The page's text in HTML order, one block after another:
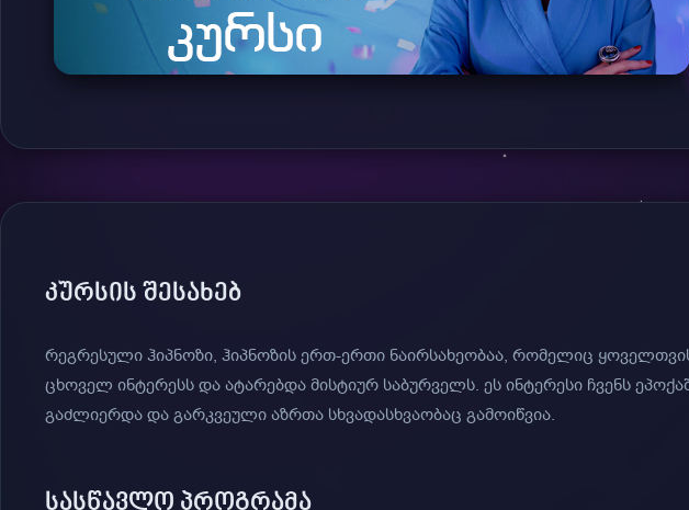
ᲙᲣᲠᲡᲘᲡ ᲨᲔᲡᲐᲮᲔᲑ
რეგრესული ჰიპნოზი, ჰიპნოზის ერთ-ერთი ნაირსახეობაა, რომელიც ყოველთვის
ცხოველ ინტერესს და ატარებდა მისტიურ საბურველს. ეს ინტერესი ჩვენს
გაძლიერდა და გარკვეული აზრთა სხვადასხვაობაც გამოიწვია.
ᲡᲐᲡᲬᲐᲕᲚᲝ ᲞᲠᲝᲒᲠᲐᲛᲐ